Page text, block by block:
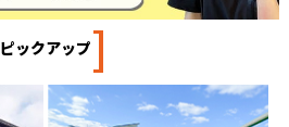
ピックアップ]